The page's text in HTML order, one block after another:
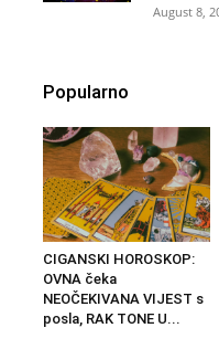
August 8,
Popularno
CIGANSKI HOROSKOP:
OVNA čeka
NEOČEKIVANA VIJEST s
posla, RAK TONE U...